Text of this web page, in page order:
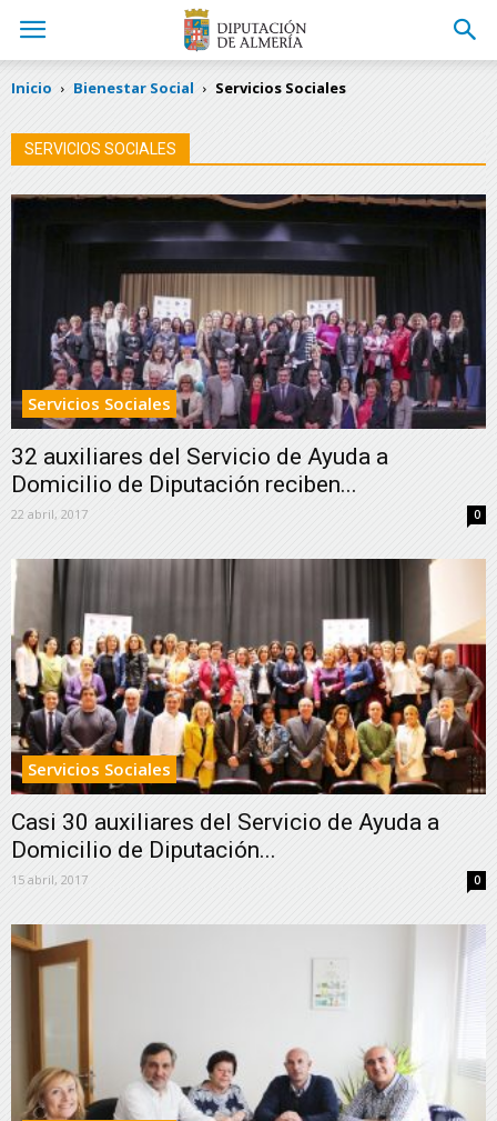
Inicio Bienestar Social Servicios Sociales
SERVICIOS SOCIALES
Servicios Sociales
32 auxiliares del Servicio de Ayuda a
Domicilio de Diputación reciben...
22 abril, 2017 0
Servicios Sociales
Casi 30 auxiliares del Servicio de Ayuda a
Domicilio de Diputación...
15 abril, 2017 0